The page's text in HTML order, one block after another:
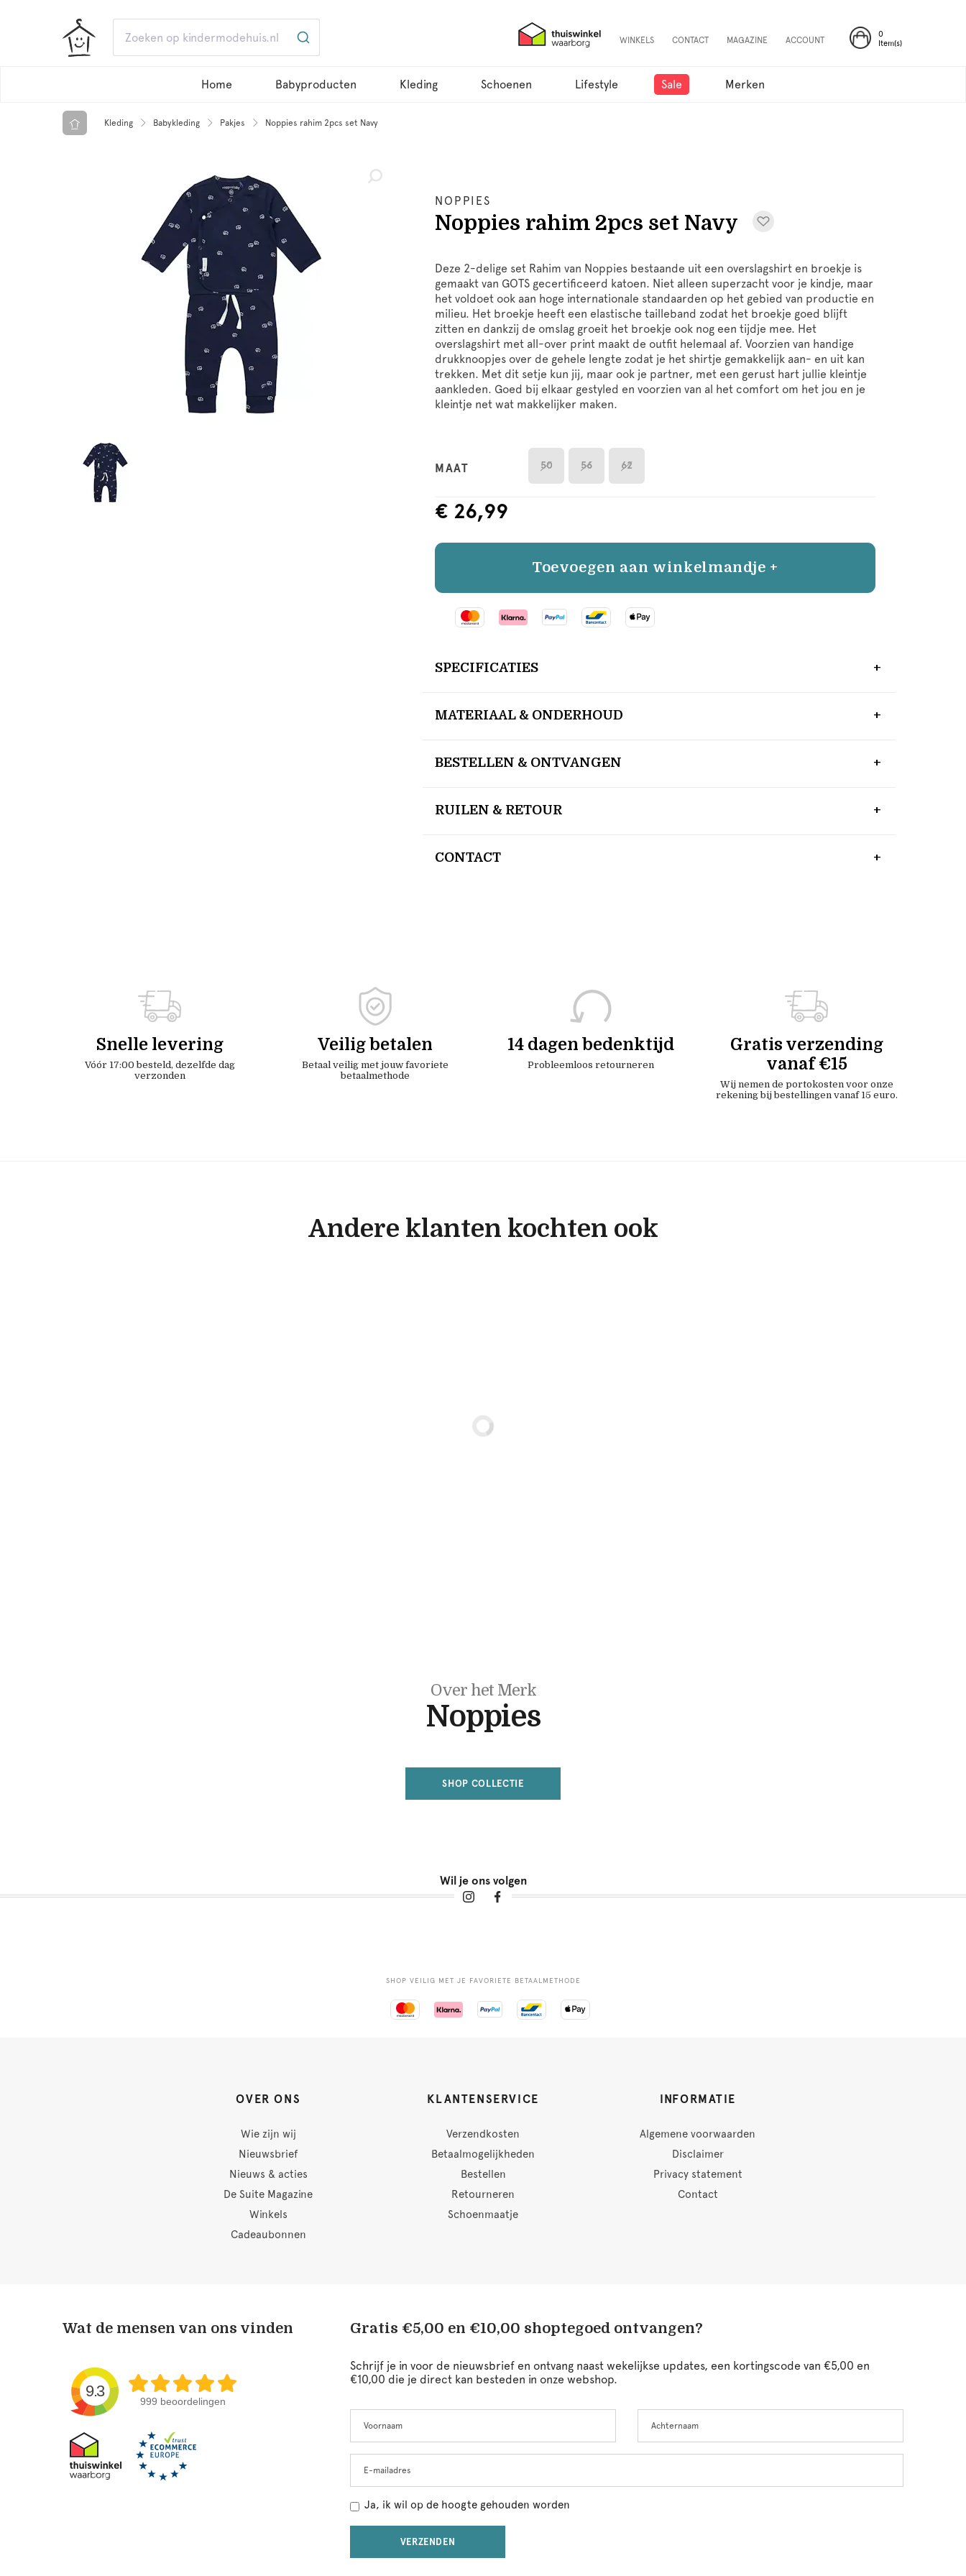
0
Item(s)
WINKELS CONTACT MAGAZINE ACCOUNT
Home Babyproducten Kleding Schoenen Lifestyle Sale Merken
Kleding Babykleding Pakjes Noppies rahim 2pcs set Navy
NOPPIES
Noppies rahim 2pcs set Navy
Deze 2-delige set Rahim van Noppies bestaande uit een overslagshirt en broekje is
gemaakt van GOTS gecertificeerd katoen. Niet alleen superzacht voor je kindje, maar
het voldoet ook aan hoge internationale standaarden op het gebied van productie en
milieu. Het broekje heeft een elastische tailleband zodat het broekje goed blijft
zitten en dankzij de omslag groeit het broekje ook nog een tijdje mee. Het
overslagshirt met all-over print maakt de outfit helemaal af. Voorzien van handige
drukknoopjes over de gehele lengte zodat je het shirtje gemakkelijk aan- en uit kan
trekken. Met dit setje kun jij, maar ook je partner, met een gerust hart jullie kleintje
aankleden. Goed bij elkaar gestyled en voorzien van al het comfort om het jou en je
kleintje net wat makkelijker maken.
MAAT 50 56 62
€ 26,99
Toevoegen aan winkelmandje +
SPECIFICATIES
MATERIAAL & ONDERHOUD
BESTELLEN & ONTVANGEN
RUILEN & RETOUR
CONTACT
Snelle levering
Vóór 17:00 besteld, dezelfde dag
verzonden
Veilig betalen
Betaal veilig met jouw favoriete
betaalmethode
14 dagen bedenktijd
Probleemloos retourneren
Gratis verzending
vanaf €15
Wij nemen de portokosten voor onze
rekening bij bestellingen vanaf 15 euro.
Andere klanten kochten ook
Over het Merk
Noppies
SHOP COLLECTIE
Wil je ons volgen
SHOP VEILIG MET JE FAVORIETE BETAALMETHODE
OVER ONS
Wie zijn wij
Nieuwsbrief
Nieuws & acties
De Suite Magazine
Winkels
Cadeaubonnen
KLANTENSERVICE
Verzendkosten
Betaalmogelijkheden
Bestellen
Retourneren
Schoenmaatje
INFORMATIE
Algemene voorwaarden
Disclaimer
Privacy statement
Contact
Wat de mensen van ons vinden
9.3
999 beoordelingen
Gratis €5,00 en €10,00 shoptegoed ontvangen?
Schrijf je in voor de nieuwsbrief en ontvang naast wekelijkse updates, een kortingscode van €5,00 en
€10,00 die je direct kan besteden in onze webshop.
this
field
blank
Ja, ik wil op de hoogte gehouden worden
VERZENDEN